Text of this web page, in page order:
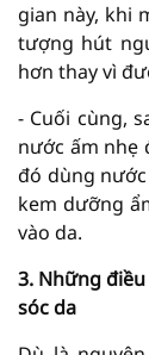
gian này, khi
tượng hút
hơn thay vì
- Cuối cùng,
nước ấm nhẹ
đó dùng
kem dưỡng
vào da.
3. Những
sóc da